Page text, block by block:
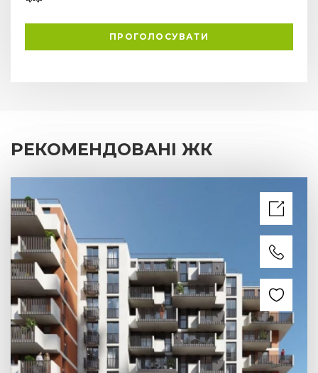
ПРОГОЛОСУВАТИ
РЕКОМЕНДОВАНІ ЖК